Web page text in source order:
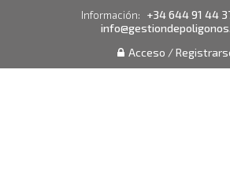
Información: +34 644 91 44
Acceso /